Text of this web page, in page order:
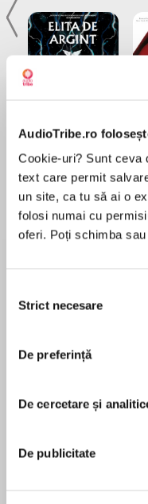
AudioTribe.ro
Cookie-uri? Sunt ceva
text care permit
un site, ca tu să ai o
folosi numai cu
oferi. Poți schimba
consimțământului
Strict necesare
De preferință
De cercetare și
De publicitate
de...
Dani Francis
Desprecarte
“[A] mysterious,
—Bonnie Jo
“Within this world
Orchardist is an
—Ron Rash, New
În acest
Amanda
Amanda Coplin
Washington. She